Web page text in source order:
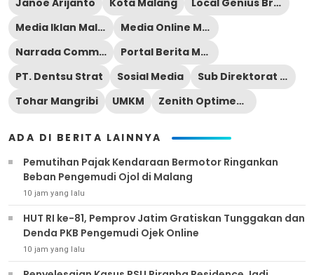
Janoe Arijanto
Kota Malang
Local Genius Brand Workshop
Media Iklan Malang Raya
Media Online Malang Raya
Narrada Communications
Portal Berita Malang Raya
PT. Dentsu Strat
Sosial Media
Sub Direktorat Edukasi Ekonomi Kreatif
Tohar Mangribi
UMKM Zenith Optimedia
ADA DI BERITA LAINNYA
Pemutihan Pajak Kendaraan Bermotor Ringankan
Beban Pengemudi Ojol di Malang
10 jam yang lalu
HUT RI ke-81, Pemprov Jatim Gratiskan Tunggakan dan
Denda PKB Pengemudi Ojek Online
10 jam yang lalu